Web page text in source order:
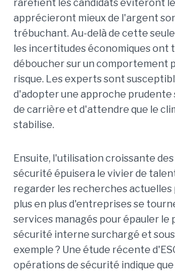
raréfient les candidats éviteront
apprécieront mieux de l'argent
trébuchant. Au-delà de cette
les incertitudes économiques ont
déboucher sur un comportement
risque. Les experts sont
d'adopter une approche prudente
de carrière et d'attendre que le
stabilise.
Ensuite, l'utilisation croissante
sécurité épuisera le vivier de
regarder les recherches actuelles
plus en plus d'entreprises se
services managés pour épauler le
sécurité interne surchargé et
exemple ? Une étude récente
opérations de sécurité indique que